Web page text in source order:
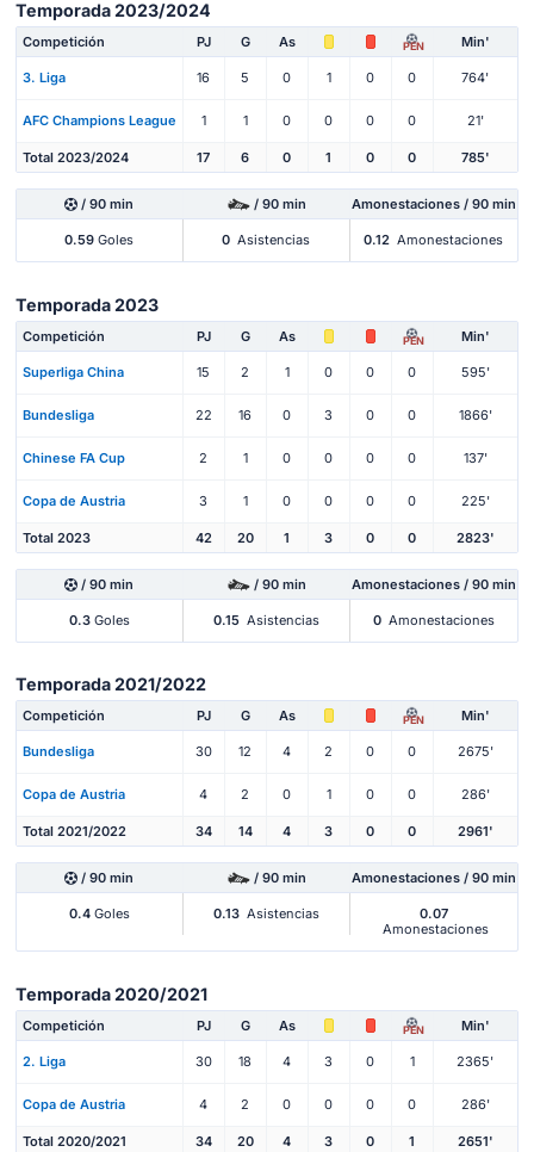
Temporada 2023/2024
Competición PJ G As PEN Min'
3. Liga 16 5 0 1 0 0 764'
AFC Champions League 1 1 0 0 0 0 21'
Total 2023/2024 17 6 0 1 0 0 785'
/ 90 min / 90 min Amonestaciones / 90 min
0.59 Goles 0 Asistencias 0.12 Amonestaciones
Temporada 2023
Competición PJ G As PEN Min'
Superliga China 15 2 1 0 0 0 595'
Bundesliga 22 16 0 3 0 0 1866'
Chinese FA Cup 2 1 0 0 0 0 137'
Copa de Austria 3 1 0 0 0 0 225'
Total 2023 42 20 1 3 0 0 2823'
/ 90 min / 90 min Amonestaciones / 90 min
0.3Goles 0.15 Asistencias 0 Amonestaciones
Temporada 2021/2022
Competición PJ G As PEN Min'
Bundesliga 30 12 4 2 0 0 2675'
Copa de Austria 4 2 0 1 0 0 286'
Total 2021/2022 34 14 4 3 0 0 2961'
/ 90 min / 90 min Amonestaciones / 90 min
0.4Goles 0.13 Asistencias
0.07
Amonestaciones
Temporada 2020/2021
Competición PJ G As PEN Min'
2. Liga 30 18 4 3 0 1 2365'
Copa de Austria 4 2 0 0 0 0 286'
Total 2020/2021 34 20 4 3 0 1 2651'